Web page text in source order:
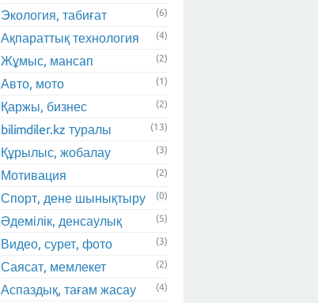
Экология, табиғат (6)
Ақпараттық технология (4)
Жұмыс, мансап (2)
Авто, мото (1)
Қаржы, бизнес (2)
bilimdiler.kz туралы (13)
Құрылыс, жобалау (3)
Мотивация (2)
Спорт, дене шынықтыру (0)
Әдемілік, денсаулық (5)
Видео, сурет, фото (3)
Саясат, мемлекет (2)
Аспаздық, тағам жасау (4)